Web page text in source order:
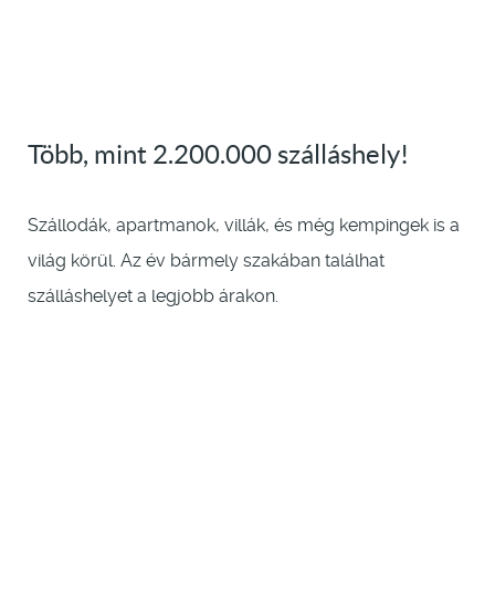
Több, mint 2.200.000 szálláshely!
Szállodák, apartmanok, villák, és még kempingek is a
világ körül. Az év bármely szakában találhat
szálláshelyet a legjobb árakon.